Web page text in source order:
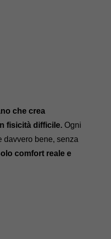
che crea
fisicità difficile. Ogni
davvero bene, senza
comfort reale e